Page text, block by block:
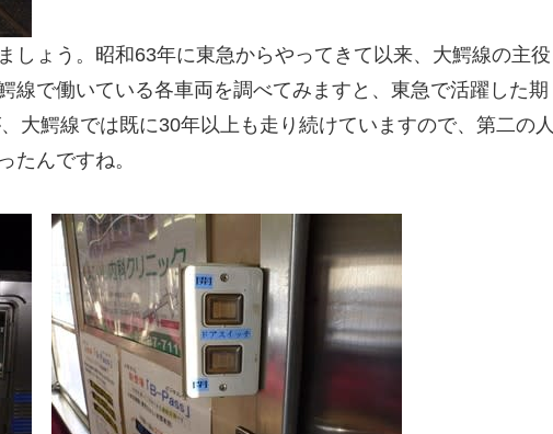
しょう。昭和63年に東急からやってきて以来、大鰐線の主役
線で働いている各車両を調べてみますと、東急で活躍した期
大鰐線では既に30年以上も走り続けていますので、第二の人
たんですね。